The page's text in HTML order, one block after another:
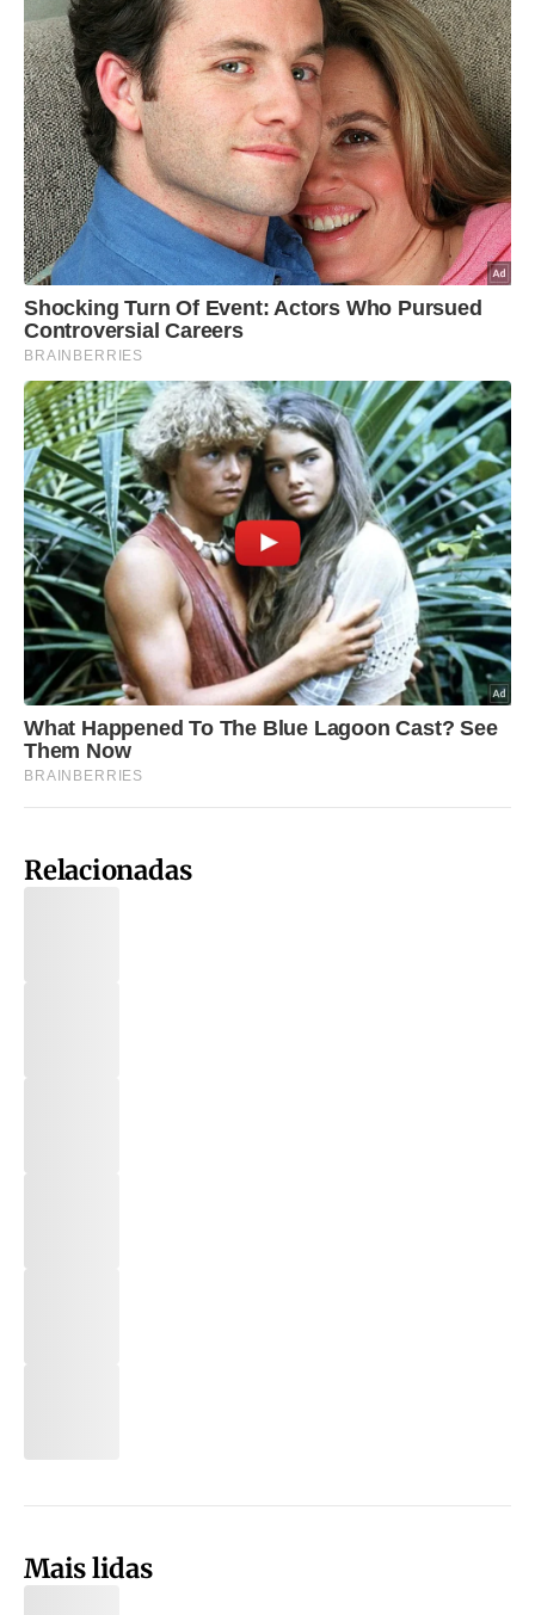
Relacionadas
Mais lidas